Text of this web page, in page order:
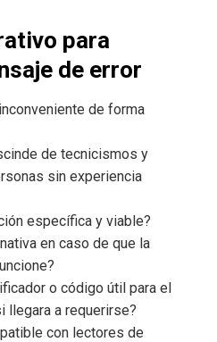
para
de error
de forma
de tecnicismos y
sin experiencia
específica y viable?
en caso de que la
o código útil para el
llegara a requerirse?
con lectores de